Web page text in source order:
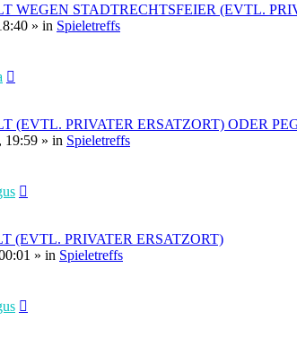
WEGEN STADTRECHTSFEIER (EVTL.
» in Spieletreffs
(EVTL. PRIVATER ERSATZORT) ODER
19:59 » in Spieletreffs
(EVTL. PRIVATER ERSATZORT)
» in Spieletreffs